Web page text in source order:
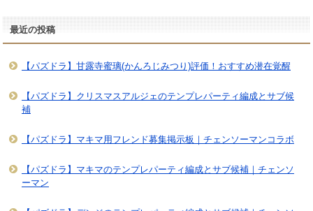
最近の投稿
【パズドラ】甘露寺蜜璃(かんろじみつり)評価！おすすめ潜在覚醒
【パズドラ】クリスマスアルジェのテンプレパーティ編成とサブ候
補
【パズドラ】マキマ用フレンド募集掲示板｜チェンソーマンコラボ
【パズドラ】マキマのテンプレパーティ編成とサブ候補｜チェンソ
ーマン